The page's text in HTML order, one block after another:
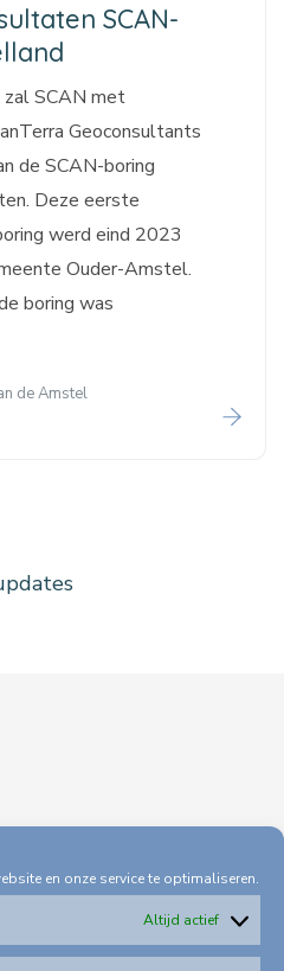
en onze service te optimaliseren.
Altijd actief
SCAN-
zal SCAN met
Geoconsultants
de SCAN-boring
Deze eerste
werd eind 2023
Ouder-Amstel.
boring was
de Amstel
Zaken en Klimaat financiert